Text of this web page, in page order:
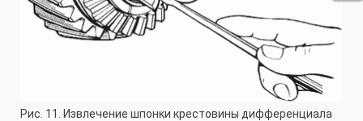
Рис. 11. Извлечение шпонки крестовины дифференциала